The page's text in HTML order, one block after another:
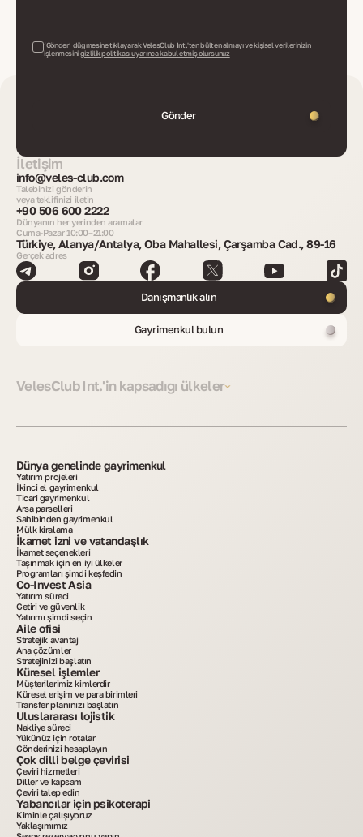
‘Gönder’ düğmesine tıklayarak VelesClub Int.'ten bülten almayı ve kişisel verilerinizin
işlenmesinigizlilik politikası uyarınca kabul etmiş olursunuz
Gönder
İletişim
info@veles-club.com
Talebinizi gönderin
veya teklifinizi iletin
+90 506 600 2222
Dünyanın her yerinden aramalar
Cuma-Pazar 10:00–21:00
Türkiye, Alanya/Antalya, Oba Mahallesi, Çarşamba Cad., 89-16
Gerçek adres
Danışmanlık alın
Gayrimenkul bulun
VelesClub Int.'in kapsadığı ülkeler
Dünya genelinde gayrimenkul
Yatırım projeleri
İkinci el gayrimenkul
Ticari gayrimenkul
Arsa parselleri
Sahibinden gayrimenkul
Mülk kiralama
İkamet izni ve vatandaşlık
İkamet seçenekleri
Taşınmak için en iyi ülkeler
Programları şimdi keşfedin
Co-Invest Asia
Yatırım süreci
Getiri ve güvenlik
Yatırımı şimdi seçin
Aile ofisi
Stratejik avantaj
Ana çözümler
Stratejinizi başlatın
Küresel işlemler
Müşterilerimiz kimlerdir
Küresel erişim ve para birimleri
Transfer planınızı başlatın
Uluslararası lojistik
Nakliye süreci
Yükünüz için rotalar
Gönderinizi hesaplayın
Çok dilli belge çevirisi
Çeviri hizmetleri
Diller ve kapsam
Çeviri talep edin
Yabancılar için psikoterapi
Kiminle çalışıyoruz
Yaklaşımımız